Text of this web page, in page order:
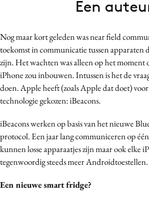
Carriere
Contentmarketing
Craft
Customer Experience
Data & Insights
Digital transformation
Diversiteit
Effectiviteit
Influencer marketing
Nog maar kort geleden was near field
toekomst in communicatie tussen apparaten
zijn. Het wachten was alleen op het
iPhone zou inbouwen.Intussen is het de
doen. Apple heeft (zoals Apple dat doet)
technologie gekozen: iBeacons.
iBeacons werken op basis van het nieuwe
protocol. Een jaar lang communiceren op
kunnen losse apparaatjes zijn maar ook elke
tegenwoordig steeds meer Androidtoestellen.
Een nieuwe smart fridge?
Een